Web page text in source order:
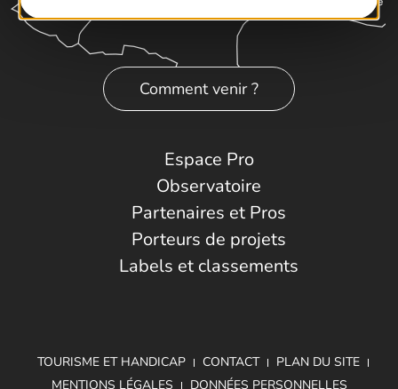
Comment venir ?
Espace Pro
Observatoire
Partenaires et Pros
Porteurs de projets
Labels et classements
TOURISME ET HANDICAP CONTACT
PLAN DU SITE
MENTIONS LÉGALES
DONNÉES PERSONNELLES